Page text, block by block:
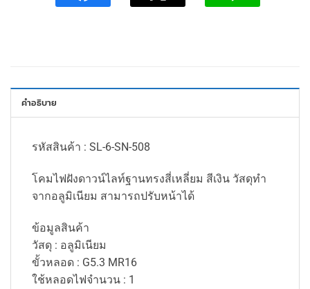
คำอธิบาย
รหัสสินค้า : SL-6-SN-508
โคมไฟฝังดาวน์ไลท์ฐานทรงสี่เหลี่ยม สีเงิน วัสดุทำ
จากอลูมิเนียม สามารถปรับหน้าได้
ข้อมูลสินค้า
วัสดุ : อลูมิเนียม
ขั้วหลอด : G5.3 MR16
ใช้หลอดไฟจำนวน : 1